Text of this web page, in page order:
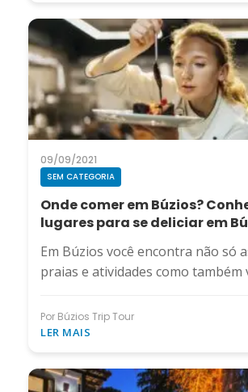
09/09/2021
SEM CATEGORIA
Onde comer em Búzios?
lugares para se deliciar em
Em Búzios você encontra não só
praias e atividades como também
Por Búzios Trip Tour
LER MAIS